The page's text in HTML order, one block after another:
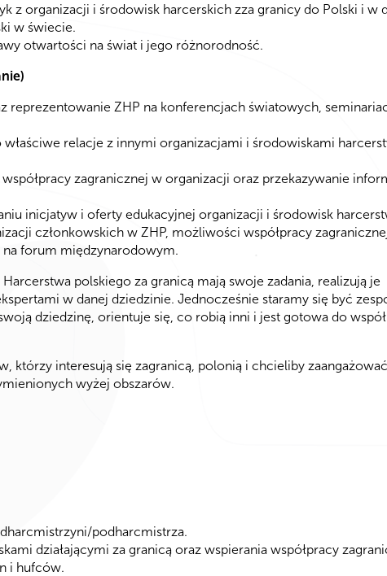
z organizacji i środowisk harcerskich zza granicy do Polski i w
w świecie.
otwartości na świat i jego różnorodność.
reprezentowanie ZHP na konferencjach światowych,
właściwe relacje z innymi organizacjami i środowiskami
zagranicznej w organizacji oraz przekazywanie
inicjatyw i oferty edukacyjnej organizacji i środowisk
członkowskich w ZHP, możliwości współpracy
forum międzynarodowym.
polskiego za granicą mają swoje zadania, realizują je
w danej dziedzinie. Jednocześnie staramy się być
dziedzinę, orientuje się, co robią inni i jest gotowa do
którzy interesują się zagranicą, polonią i chcieliby
wyżej obszarów.
podharcmistrza.
działającymi za granicą oraz wspierania współpracy
i hufców.